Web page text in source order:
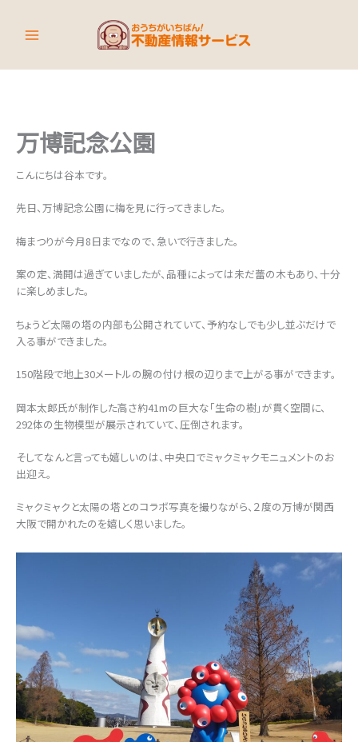
キ
万博記念公園
こんにちは谷本です。
先日、万博記念公園に梅を見に行ってきました。
梅まつりが今月8日までなので、急いで行きました。
案の定、満開は過ぎていましたが、品種によっては未だ蕾の木もあり、十分
に楽しめました。
ちょうど太陽の塔の内部も公開されていて、予約なしでも少し並ぶだけで
入る事ができました。
150階段で地上30メートルの腕の付け根の辺りまで上がる事ができます。
岡本太郎氏が制作した高さ約41mの巨大な「生命の樹」が貫く空間に、
292体の生物模型が展示されていて、圧倒されます。
そしてなんと言っても嬉しいのは、中央口でミャクミャクモニュメントのお
出迎え。
ミャクミャクと太陽の塔とのコラボ写真を撮りながら、２度の万博が関西
大阪で開かれたのを嬉しく思いました。